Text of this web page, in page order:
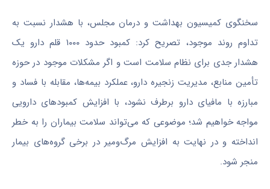
سخنگوی کمیسیون بهداشت و درمان مجلس، با هشدار نسبت به
تداوم روند موجود، تصریح کرد: کمبود حدود ۱۰۰۰ قلم دارو یک
هشدار جدی برای نظام سلامت است و اگر مشکلات موجود در حوزه
تأمین منابع، مدیریت زنجیره دارو، عملکرد بیمه‌ها، مقابله با فساد و
مبارزه با مافیای دارو برطرف نشود، با افزایش کمبودهای دارویی
مواجه خواهیم شد؛ موضوعی که می‌تواند سلامت بیماران را به خطر
انداخته و در نهایت به افزایش مرگ‌ومیر در برخی گروه‌های بیمار
منجر شود.